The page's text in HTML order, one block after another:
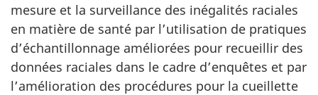
mesure et la surveillance des inégalités raciales
en matière de santé par l’utilisation de pratiques
d’échantillonnage améliorées pour recueillir des
données raciales dans le cadre d’enquêtes et par
l’amélioration des procédures pour la cueillette